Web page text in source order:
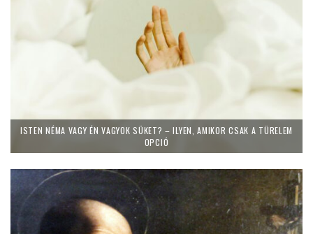
ISTEN NÉMA VAGY ÉN VAGYOK SÜKET? – ILYEN, AMIKOR CSAK A TÜRELEM
OPCIÓ